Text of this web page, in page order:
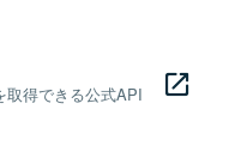
取得できる公式API